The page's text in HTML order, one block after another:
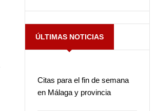
ÚLTIMAS NOTICIAS
Citas para el fin de semana
en Málaga y provincia